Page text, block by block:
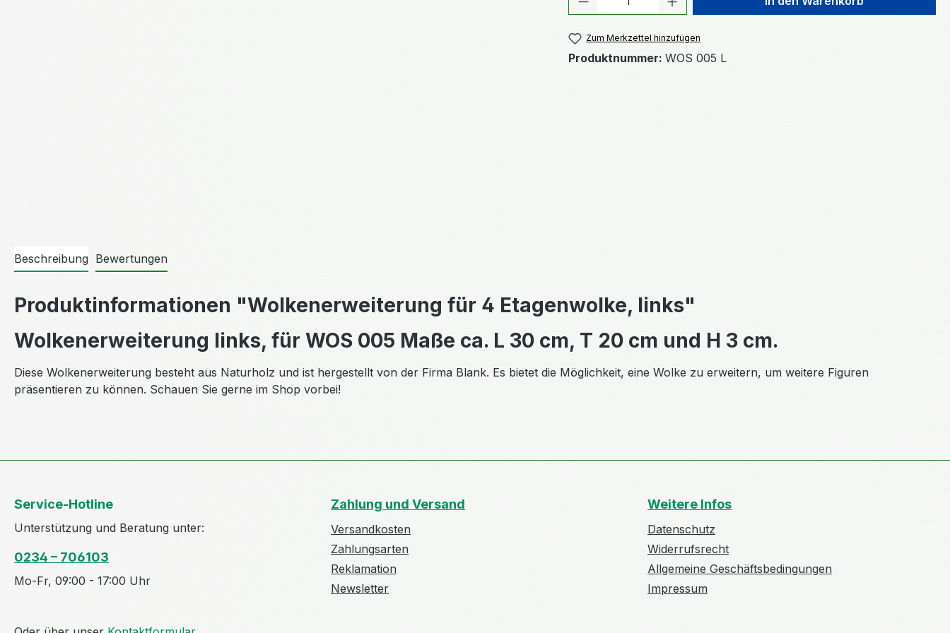
Zum Merkzettel hinzufügen
Produktnummer: WOS 005 L
Beschreibung Bewertungen
Produktinformationen "Wolkenerweiterung für 4 Etagenwolke, links"
Wolkenerweiterung links, für WOS 005 Maße ca. L 30 cm, T 20 cm und H 3 cm.
Diese Wolkenerweiterung besteht aus Naturholz und ist hergestellt von der Firma Blank. Es bietet die Möglichkeit, eine Wolke zu erweitern, um weitere Figuren
präsentieren zu können. Schauen Sie gerne im Shop vorbei!
Service-Hotline
Unterstützung und Beratung unter:
0234 – 706103
Mo-Fr, 09:00 - 17:00 Uhr
Zahlung und Versand
Versandkosten
Zahlungsarten
Reklamation
Newsletter
Weitere Infos
Datenschutz
Widerrufsrecht
Allgemeine Geschäftsbedingungen
Impressum